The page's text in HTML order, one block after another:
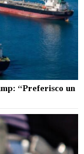
“Preferisco un